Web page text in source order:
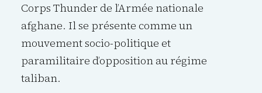
Corps Thunder de l’Armée nationale
afghane. Il se présente comme un
mouvement socio-politique et
paramilitaire d’opposition au régime
taliban.